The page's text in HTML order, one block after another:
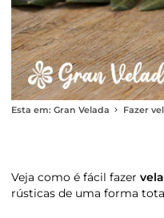
Esta em: Gran Velada Fazer
Veja como é fácil fazer
rústicas de uma forma